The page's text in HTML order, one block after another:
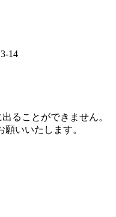
14
ることができません。
いいたします。